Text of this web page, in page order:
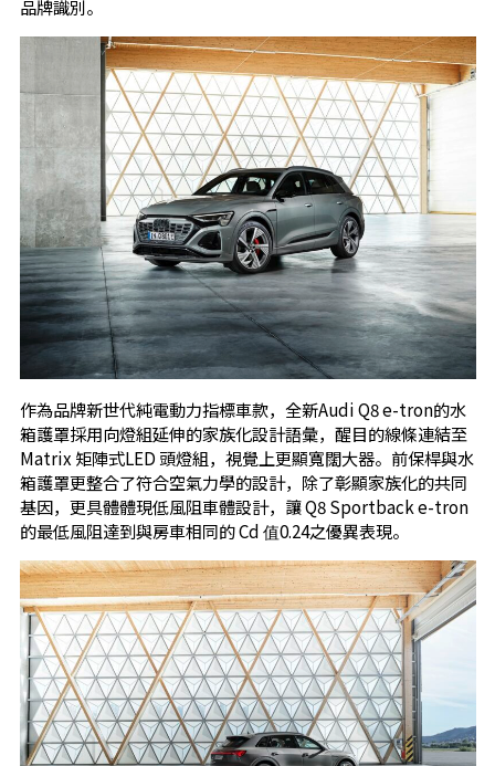
品牌識別。
作為品牌新世代純電動力指標車款，全新Audi Q8 e-tron的水
箱護罩採用向燈組延伸的家族化設計語彙，醒目的線條連結至
Matrix 矩陣式LED 頭燈組，視覺上更顯寬闊大器。前保桿與水
箱護罩更整合了符合空氣力學的設計，除了彰顯家族化的共同
基因，更具體體現低風阻車體設計，讓 Q8 Sportback e-tron
的最低風阻達到與房車相同的 Cd 值0.24之優異表現。